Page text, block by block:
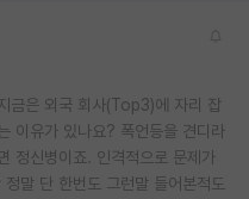
금은 외국 회사(Top3)에 자리 잡
이유가 있나요? 폭언등을 견디라
정신병이죠. 인격적으로 문제가
말 단 한번도 그런말 들어본적도